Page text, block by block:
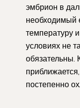
эмбрион в
необходимый
температуру
условиях не
обязательны.
постепенно